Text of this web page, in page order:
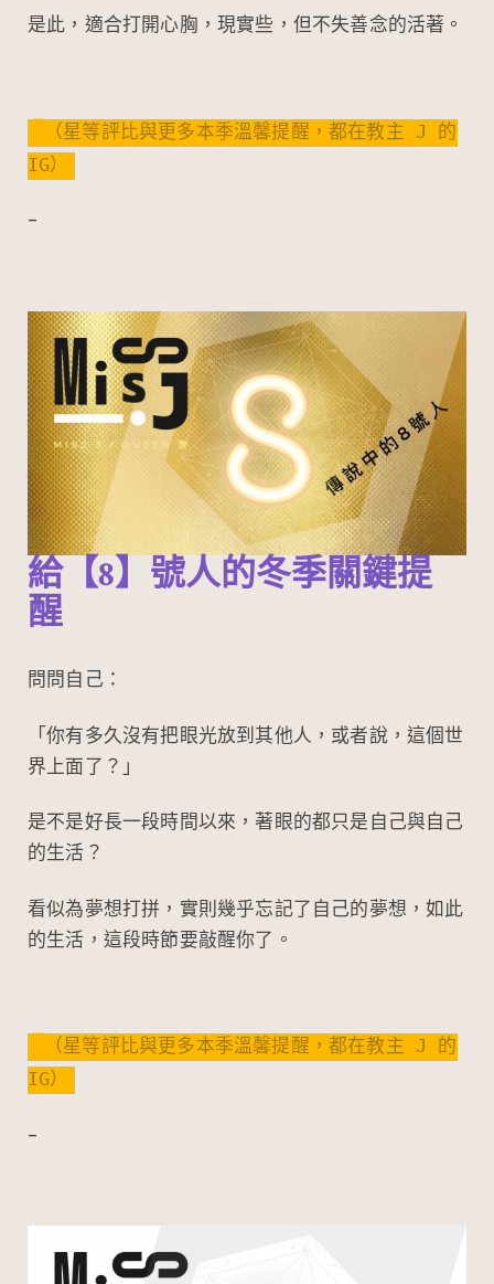
是此，適合打開心胸，現實些，但不失善念的活著。
（星等評比與更多本季溫馨提醒，都在教主 J 的
IG）
–
給【8】號人的冬季關鍵提
醒
問問自己：
「你有多久沒有把眼光放到其他人，或者說，這個世
界上面了？」
是不是好長一段時間以來，著眼的都只是自己與自己
的生活？
看似為夢想打拼，實則幾乎忘記了自己的夢想，如此
的生活，這段時節要敲醒你了。
（星等評比與更多本季溫馨提醒，都在教主 J 的
IG）
–